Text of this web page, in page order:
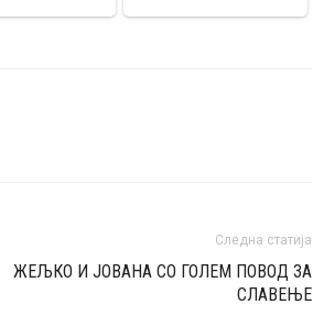
Следна статија
ЖЕЉКО И ЈОВАНА СО ГОЛЕМ ПОВОД ЗА
СЛАВЕЊЕ